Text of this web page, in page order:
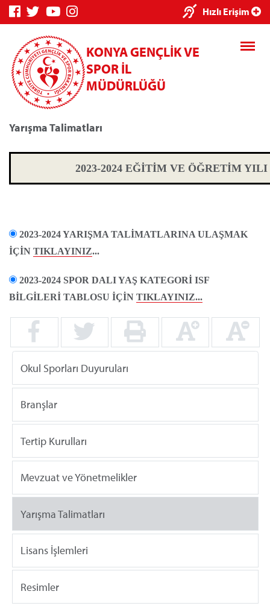
Hızlı Erişim
KONYA GENÇLİK VE
SPOR İL
MÜDÜRLÜĞÜ
Yarışma Talimatları
2023-2024 EĞİTİM VE ÖĞRETİM
2023-2024 YARIŞMA TALİMATLARINA ULAŞMAK
İÇİN TIKLAYINIZ...
2023-2024 SPOR DALI YAŞ KATEGORİ ISF
BİLGİLERİ TABLOSU İÇİN TIKLAYINIZ...
Okul Sporları Duyuruları
Branşlar
Tertip Kurulları
Mevzuat ve Yönetmelikler
Yarışma Talimatları
Lisans İşlemleri
Resimler
Genç Bilgi Sistemi Spor Bilgi
Kredi/Yurt E-Ödeme